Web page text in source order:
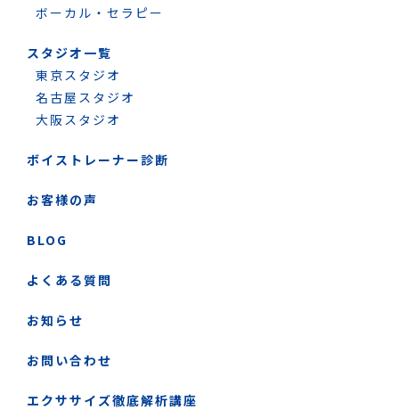
ボーカル・セラピー
スタジオ一覧
東京スタジオ
名古屋スタジオ
大阪スタジオ
ボイストレーナー診断
お客様の声
BLOG
よくある質問
お知らせ
お問い合わせ
エクササイズ徹底解析講座